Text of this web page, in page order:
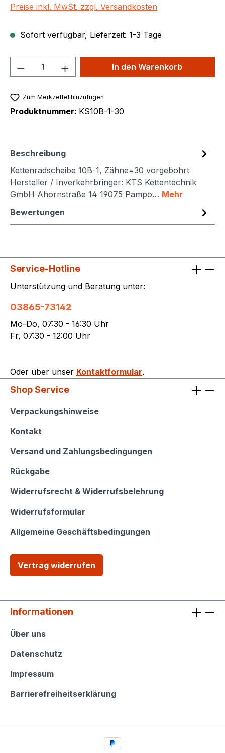
Preise inkl. MwSt. zzgl. Versandkosten
Sofort verfügbar, Lieferzeit: 1-3 Tage
Produkt Anzahl: Gib denIn den Warenkorb
Zum Merkzettel hinzufügen
Produktnummer: KS10B-1-30
Beschreibung
Kettenradscheibe 10B-1, Zähne=30 vorgebohrt
Hersteller / Inverkehrbringer: KTS Kettentechnik
GmbH Ahornstraße 14 19075 Pampo… Mehr
Bewertungen
Service-Hotline
Unterstützung und Beratung unter:
03865-73142
Mo-Do, 07:30 - 16:30 Uhr
Fr, 07:30 - 12:00 Uhr
Oder über unser Kontaktformular.
Shop Service
Shop Service
Verpackungshinweise
Kontakt
Versand und Zahlungsbedingungen
Rückgabe
Widerrufsrecht & Widerrufsbelehrung
Widerrufsformular
Allgemeine Geschäftsbedingungen
Vertrag widerrufen
Informationen
Informationen
Über uns
Datenschutz
Impressum
Barrierefreiheitserklärung